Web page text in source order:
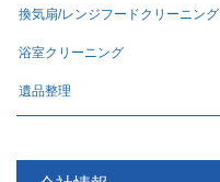
換気扇/レンジフードクリーニング
浴室クリーニング
遺品整理